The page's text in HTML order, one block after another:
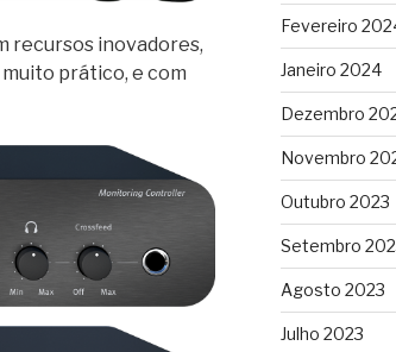
recursos inovadores,
prático, e com
Fevereiro
Janeiro 2024
Dezembro
Novembro
Outubro 2023
Setembro
Agosto 2023
Julho 2023